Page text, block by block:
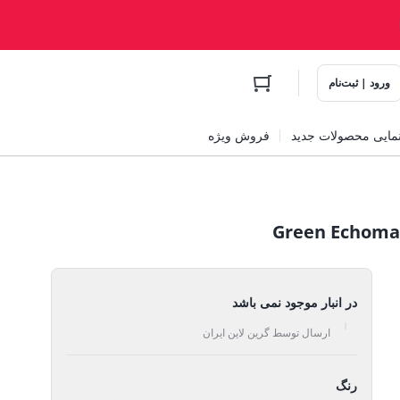
ورود | ثبت‌نام
محصولات جدید فروش ویژه
در انبار موجود نمی باشد
ارسال توسط گرین لاین ایران
رنگ